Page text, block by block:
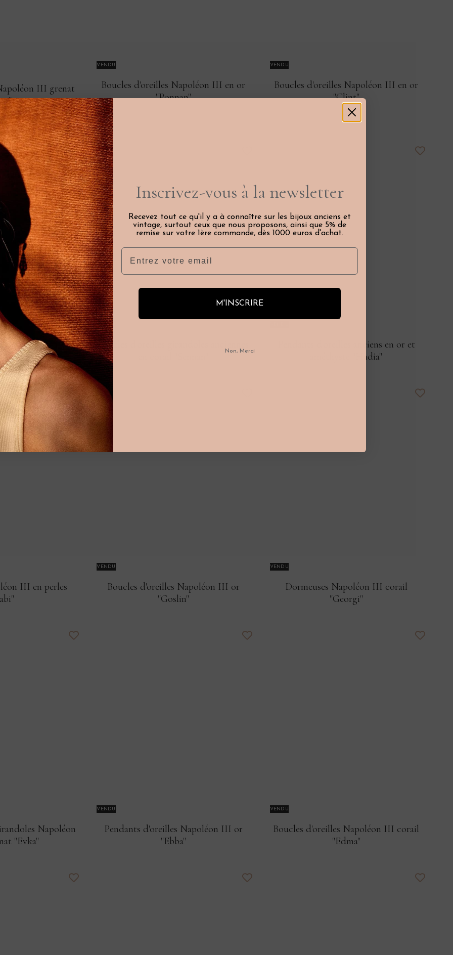
III grenat
VENDU
Boucles d'oreilles Napoléon III en or
"Ponnan"
VENDU
Boucles d'oreilles Napoléon III en or
"Clint"
Napoléon III en
"Bollard"
VENDU
Boucles d'oreilles girandoles anciennes
Pendants d'oreilles anciens en or et
améthyste "Hadia"
III en perles
VENDU
Boucles d'oreilles Napoléon III or
"Goslin"
VENDU
Dormeuses Napoléon III corail
"Georgi"
Napoléon
"Evka"
VENDU
Pendants d'oreilles Napoléon III or
"Ebba"
VENDU
Boucles d'oreilles Napoléon III corail
"Edma"
Inscrivez-vous à la newsletter
Recevez tout ce qu'il y a à connaître sur les bijoux anciens et
vintage, surtout ceux que nous proposons, ainsi que 5% de
remise sur votre 1ère commande, dès 1000 euros d'achat.
Email
M'INSCRIRE
Non, Merci